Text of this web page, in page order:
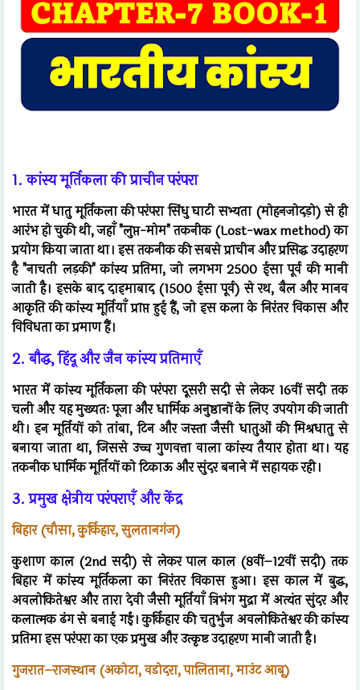
1. कांस्य मूर्तिकला की प्राचीन परंपरा
भारत में धातु मूर्तिकला की परंपरा सिंधु घाटी सभ्यता (मोहनजोदड़ो) से ही
आरंभ हो चुकी थी, जहाँ "लुप्त-मोम" तकनीक (Lost-wax method) का
प्रयोग किया जाता था। इस तकनीक की सबसे प्राचीन और प्रसिद्ध उदाहरण
है "नाचती लड़की" कांस्य प्रतिमा, जो लगभग 2500 ईसा पूर्व की मानी
जाती है। इसके बाद दाइमाबाद (1500 ईसा पूर्व) से रथ, बैल और मानव
आकृति की कांस्य मूर्तियाँ प्राप्त हुई हैं, जो इस कला के निरंतर विकास और
विविधता का प्रमाण हैं।
2. बौद्ध, हिंदू और जैन कांस्य प्रतिमाएँ
भारत में कांस्य मूर्तिकला की परंपरा दूसरी सदी से लेकर 16वीं सदी तक
चली और यह मुख्यतः पूजा और धार्मिक अनुष्ठानों के लिए उपयोग की जाती
थी। इन मूर्तियों को तांबा, टिन और जस्ता जैसी धातुओं की मिश्रधातु से
बनाया जाता था, जिससे उच्च गुणवत्ता वाला कांस्य तैयार होता था। यह
तकनीक धार्मिक मूर्तियों को टिकाऊ और सुंदर बनाने में सहायक रही।
3. प्रमुख क्षेत्रीय परंपराएँ और केंद्र
बिहार (चौसा, कुर्किहार, सुलतानगंज)
कुशाण काल (2nd सदी) से लेकर पाल काल (8वीं–12वीं सदी) तक
बिहार में कांस्य मूर्तिकला का निरंतर विकास हुआ। इस काल में बुद्ध,
अवलोकितेश्वर और तारा देवी जैसी मूर्तियाँ त्रिभंग मुद्रा में अत्यंत सुंदर और
कलात्मक ढंग से बनाई गईं। कुर्किहार की चतुर्भुज अवलोकितेश्वर की कांस्य
प्रतिमा इस परंपरा का एक प्रमुख और उत्कृष्ट उदाहरण मानी जाती है।
गुजरात–राजस्थान (अकोटा, वडोदरा, पालिताना, माउंट आबू)